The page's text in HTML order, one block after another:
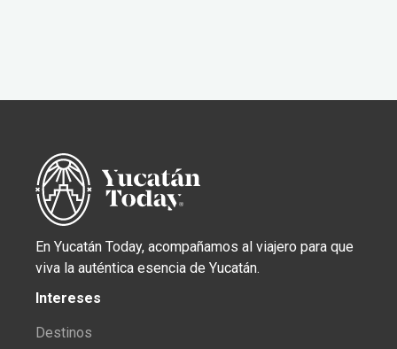
En Yucatán Today, acompañamos al viajero para que
viva la auténtica esencia de Yucatán.
Intereses
Destinos